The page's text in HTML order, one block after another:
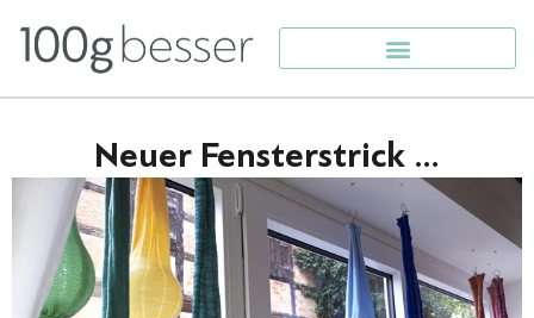
Neuer Fensterstrick …